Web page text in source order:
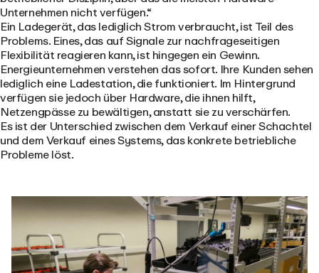
Unternehmen nicht verfügen.“
Ein Ladegerät, das lediglich Strom verbraucht, ist Teil des
Problems. Eines, das auf Signale zur nachfrageseitigen
Flexibilität reagieren kann, ist hingegen ein Gewinn.
Energieunternehmen verstehen das sofort. Ihre Kunden sehen
lediglich eine Ladestation, die funktioniert. Im Hintergrund
verfügen sie jedoch über Hardware, die ihnen hilft,
Netzengpässe zu bewältigen, anstatt sie zu verschärfen.
Es ist der Unterschied zwischen dem Verkauf einer Schachtel
und dem Verkauf eines Systems, das konkrete betriebliche
Probleme löst.